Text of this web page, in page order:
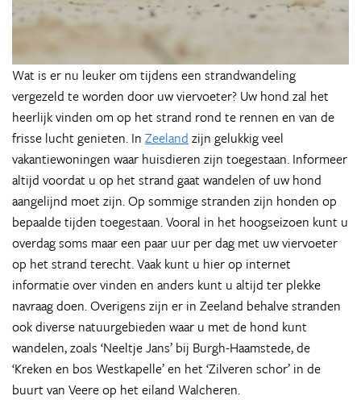
Wat is er nu leuker om tijdens een strandwandeling
vergezeld te worden door uw viervoeter? Uw hond zal het
heerlijk vinden om op het strand rond te rennen en van de
frisse lucht genieten. In Zeeland zijn gelukkig veel
vakantiewoningen waar huisdieren zijn toegestaan. Informeer
altijd voordat u op het strand gaat wandelen of uw hond
aangelijnd moet zijn. Op sommige stranden zijn honden op
bepaalde tijden toegestaan. Vooral in het hoogseizoen kunt u
overdag soms maar een paar uur per dag met uw viervoeter
op het strand terecht. Vaak kunt u hier op internet
informatie over vinden en anders kunt u altijd ter plekke
navraag doen. Overigens zijn er in Zeeland behalve stranden
ook diverse natuurgebieden waar u met de hond kunt
wandelen, zoals ‘Neeltje Jans’ bij Burgh-Haamstede, de
‘Kreken en bos Westkapelle’ en het ‘Zilveren schor’ in de
buurt van Veere op het eiland Walcheren.